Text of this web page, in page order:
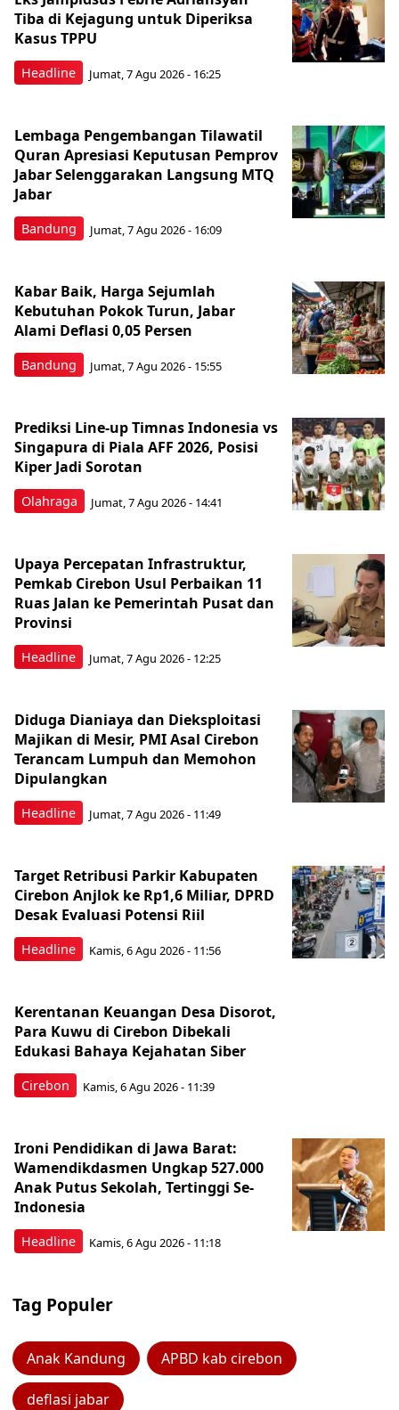
Headline
Tiba di Kejagung untuk Diperiksa
Kasus TPPU
Jumat, 7 Agu 2026 - 16:25
Bandung
Lembaga Pengembangan Tilawatil
Quran Apresiasi Keputusan Pemprov
Jabar Selenggarakan Langsung MTQ
Jabar
Jumat, 7 Agu 2026 - 16:09
Bandung
Kabar Baik, Harga Sejumlah
Kebutuhan Pokok Turun, Jabar
Alami Deflasi 0,05 Persen
Jumat, 7 Agu 2026 - 15:55
Olahraga
Prediksi Line-up Timnas Indonesia vs
Singapura di Piala AFF 2026, Posisi
Kiper Jadi Sorotan
Jumat, 7 Agu 2026 - 14:41
Headline
Upaya Percepatan Infrastruktur,
Pemkab Cirebon Usul Perbaikan 11
Ruas Jalan ke Pemerintah Pusat dan
Provinsi
Jumat, 7 Agu 2026 - 12:25
Headline
Diduga Dianiaya dan Dieksploitasi
Majikan di Mesir, PMI Asal Cirebon
Terancam Lumpuh dan Memohon
Dipulangkan
Jumat, 7 Agu 2026 - 11:49
Headline
Target Retribusi Parkir Kabupaten
Cirebon Anjlok ke Rp1,6 Miliar, DPRD
Desak Evaluasi Potensi Riil
Kamis, 6 Agu 2026 - 11:56
Cirebon
Kerentanan Keuangan Desa Disorot,
Para Kuwu di Cirebon Dibekali
Edukasi Bahaya Kejahatan Siber
Kamis, 6 Agu 2026 - 11:39
Headline
Ironi Pendidikan di Jawa Barat:
Wamendikdasmen Ungkap 527.000
Anak Putus Sekolah, Tertinggi Se-
Indonesia
Kamis, 6 Agu 2026 - 11:18
Tag Populer
Anak Kandung APBD kab cirebon
deflasi jabar